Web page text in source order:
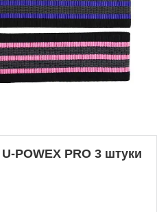
POWEX PRO 3 штуки